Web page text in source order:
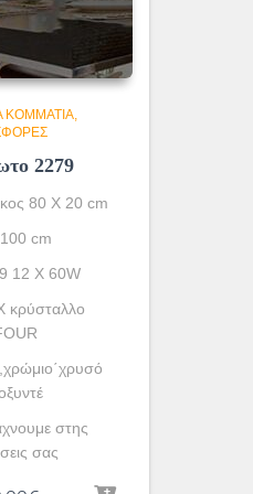
ΚΟΜΜΆΤΙΑ
2279
80 Χ 20 cm
cm
12 X 60W
κρύσταλλο
στης
σας